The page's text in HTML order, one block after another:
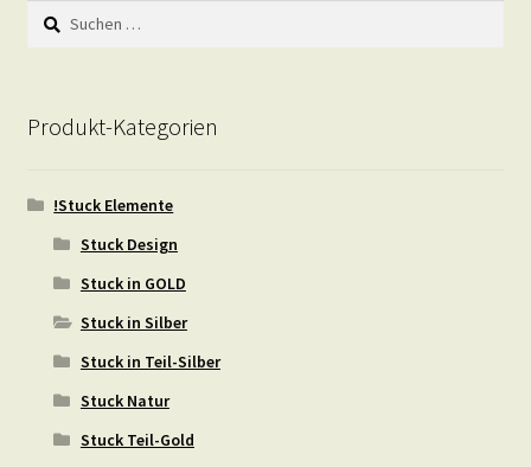
Suchen
nach:
Produkt-Kategorien
!Stuck Elemente
Stuck Design
Stuck in GOLD
Stuck in Silber
Stuck in Teil-Silber
Stuck Natur
Stuck Teil-Gold